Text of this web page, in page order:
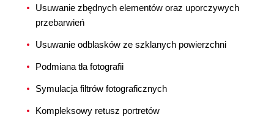
Usuwanie zbędnych elementów oraz uporczywych
przebarwień
Usuwanie odblasków ze szklanych powierzchni
Podmiana tła fotografii
Symulacja filtrów fotograficznych
Kompleksowy retusz portretów